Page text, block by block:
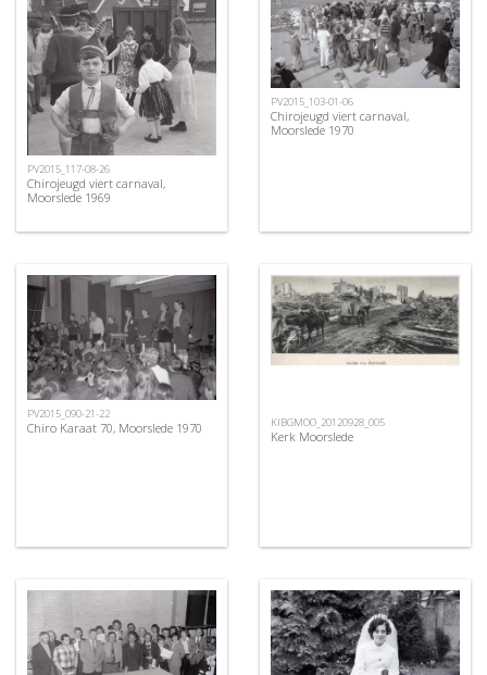
PV2015_117-08-26
Chirojeugd viert carnaval,
Moorslede 1969
PV2015_103-01-06
Chirojeugd viert carnaval,
Moorslede 1970
PV2015_090-21-22
Chiro Karaat 70, Moorslede 1970 KIBGMOO_20120928_005
Kerk Moorslede